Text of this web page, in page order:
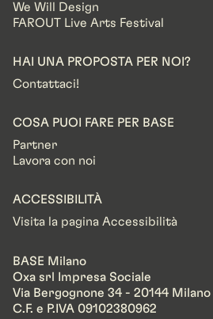
We Will Design
FAROUT Live Arts Festival
HAI UNA PROPOSTA PER NOI?
Contattaci!
COSA PUOI FARE PER BASE
Partner
Lavora con noi
ACCESSIBILITÀ
Visita la pagina Accessibilità
BASE Milano
Oxa srl Impresa Sociale
Via Bergognone 34 - 20144 Milano
C.F. e P.IVA 09102380962